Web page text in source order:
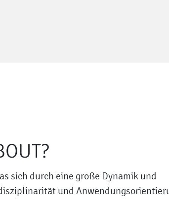
sich durch eine große Dynamik und
und